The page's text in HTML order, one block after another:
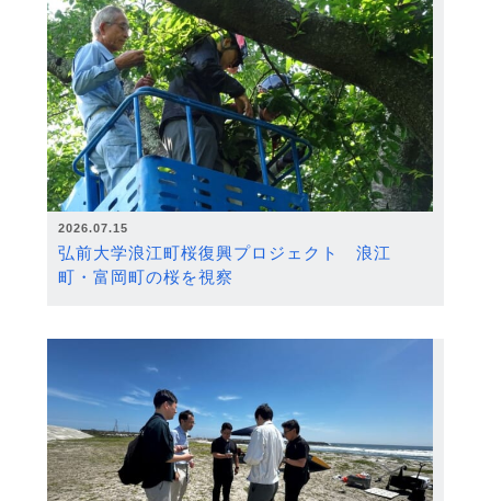
2026.07.15
弘前大学浪江町桜復興プロジェクト 浪江
町・富岡町の桜を視察